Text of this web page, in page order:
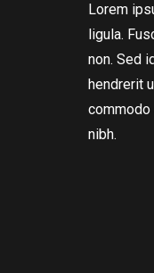
Lorem
ligula.
non. Sed
hendrerit
commodo
nibh.